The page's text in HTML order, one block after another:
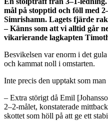
mål på stopptid och föll med
Simrishamn. Lagets fjärde
– Känns som att vi alltid går
vikarierande lagkapten
Besvikelsen var enorm i det
och kammat noll i omstarten.
Inte precis den upptakt som
– Extra störigt då Emil
2–2-målet, konstaterade
skottet som höll på att ge ett